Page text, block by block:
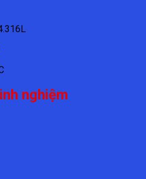
nghiệm